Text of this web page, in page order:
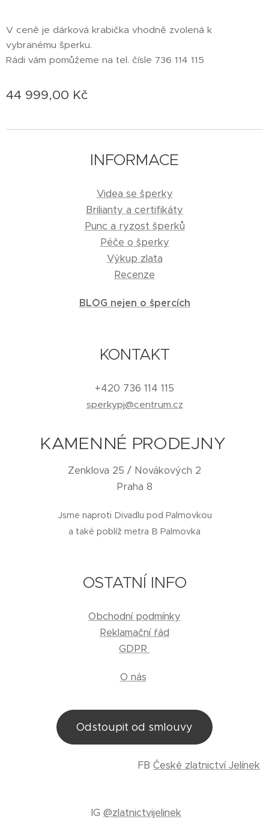
V ceně je dárková krabička vhodně zvolená k
vybranému šperku.
Rádi vám pomůžeme na tel. čísle 736 114 115
44 999,00 Kč
INFORMACE
Videa se šperky
Brilianty a certifikáty
Punc a ryzost šperků
Péče o šperky
Výkup zlata
Recenze
BLOG nejen o špercích
KONTAKT
+420 736 114 115
sperkypj@centrum.cz
KAMENNÉ PRODEJNY
Zenklova 25 / Novákových 2
Praha 8
Jsme naproti Divadlu pod Palmovkou
a také poblíž metra B Palmovka
OSTATNÍ INFO
Obchodní podmínky
Reklamační řád
GDPR
O nás
Odstoupit od smlouvy
FB České zlatnictví Jelínek
IG @zlatnictvijelinek